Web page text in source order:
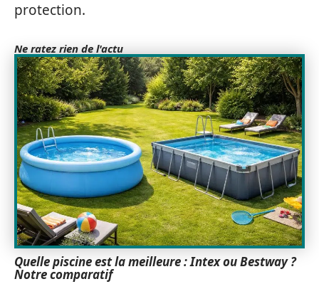
protection.
Ne ratez rien de l'actu
Quelle piscine est la meilleure : Intex ou Bestway ?
Notre comparatif